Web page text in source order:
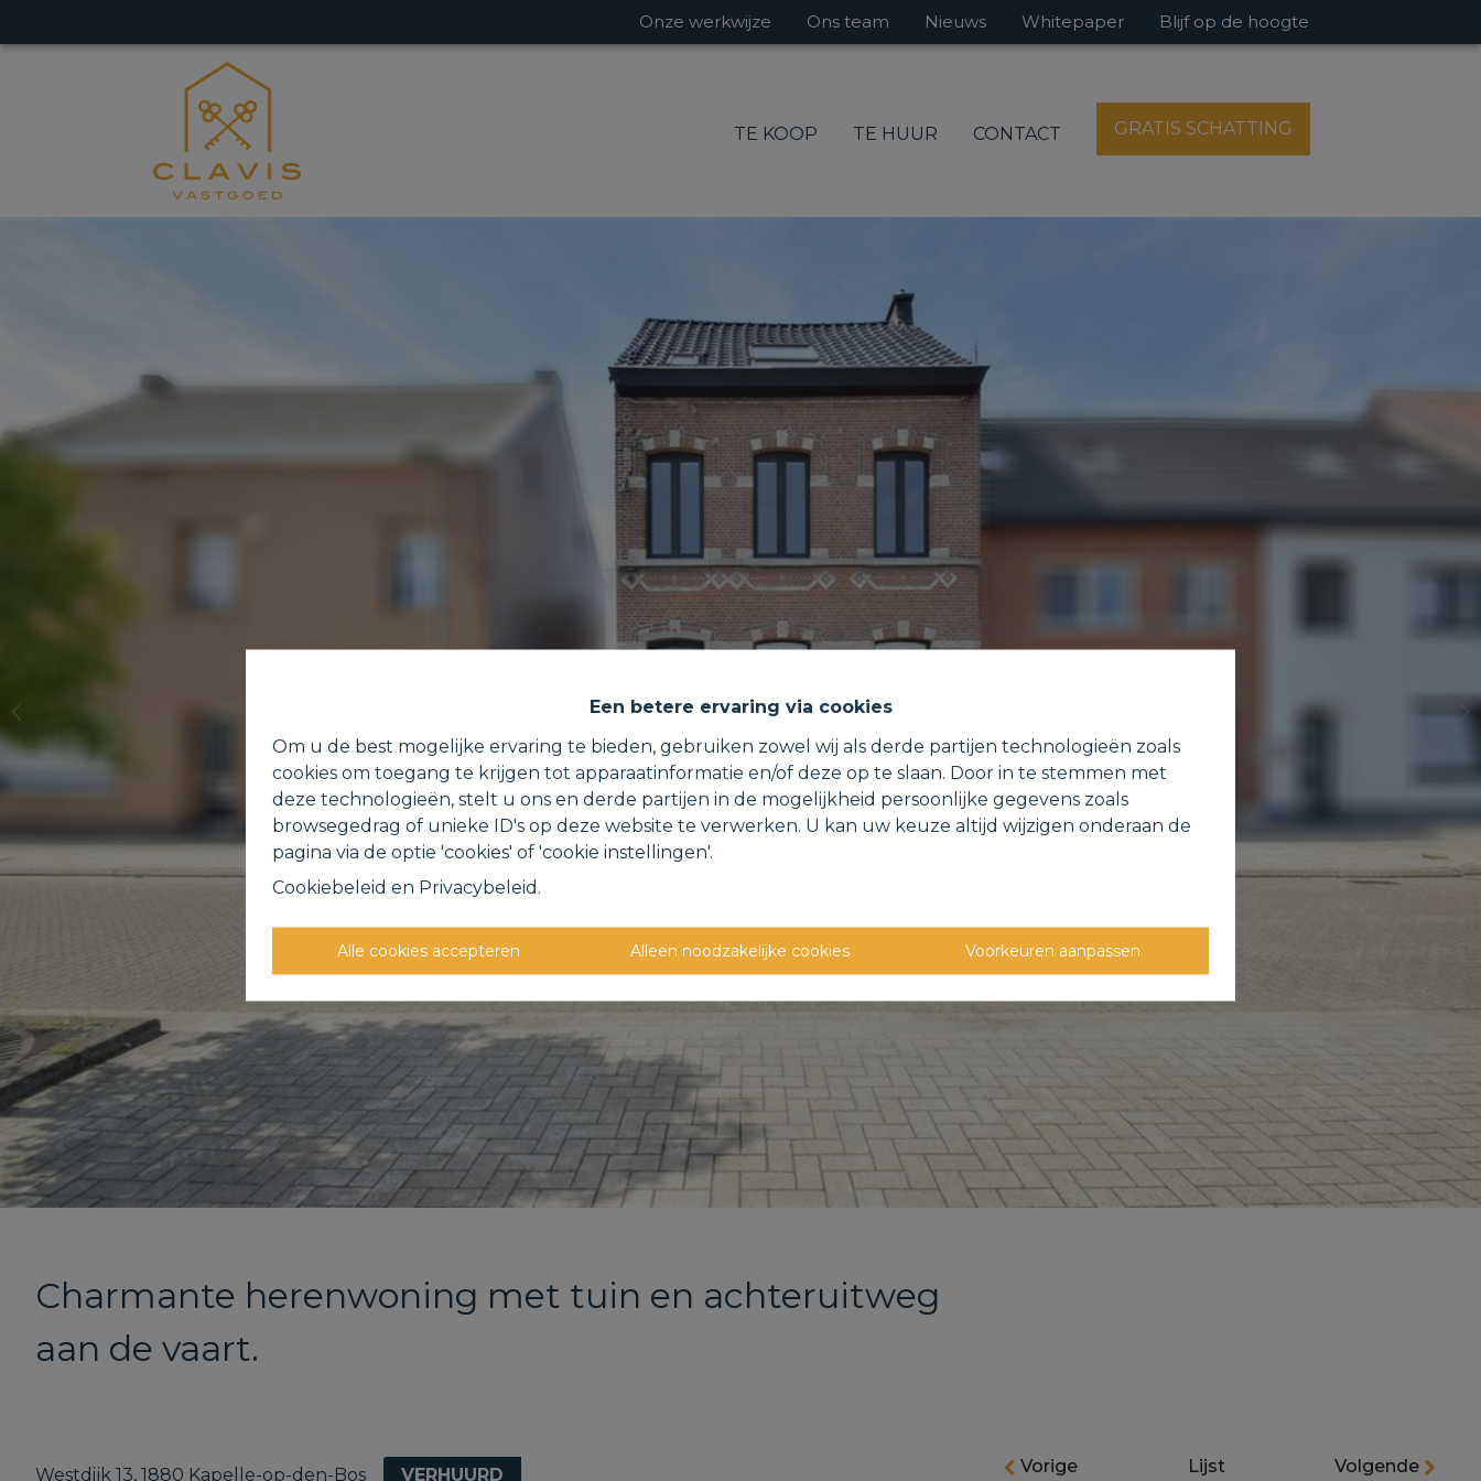
Een betere ervaring via cookies
Om u de best mogelijke ervaring te bieden, gebruiken zowel wij als derde partijen technologieën zoals
cookies om toegang te krijgen tot apparaatinformatie en/of deze op te slaan. Door in te stemmen met
deze technologieën, stelt u ons en derde partijen in de mogelijkheid persoonlijke gegevens zoals
browsegedrag of unieke ID's op deze website te verwerken. U kan uw keuze altijd wijzigen onderaan de
pagina via de optie 'cookies' of 'cookie instellingen'.
Cookiebeleid en Privacybeleid .
Alle cookies accepteren Alleen noodzakelijke cookies Voorkeuren aanpassen
Onze werkwijze Ons team Nieuws Whitepaper Blijf op de hoogte
TE KOOP TE HUUR CONTACT GRATIS SCHATTING
Charmante herenwoning met tuin en achteruitweg
aan de vaart.
Westdijk 13, 1880 Kapelle-op-den-Bos VERHUURD Vorige Lijst Volgende